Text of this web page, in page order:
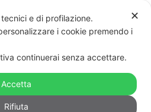
“Non sarà mai
mia e di M5s”
✕
e di profilazione.
i cookie premendo i
continuerai senza accettare.
Accetta
Rifiuta